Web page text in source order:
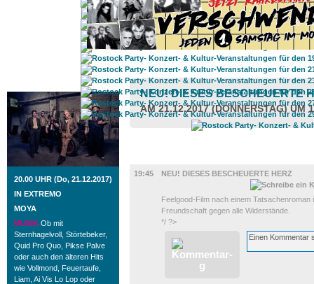
ROSTOCK TAGESTIPP
20.00 UHR (Do, 21.12.2017)
IN EXTREMO
MOYA
MUSIK Ob mit
Sternhagelvoll, Störtebeker,
Quid Pro Quo, Pikse Palve
oder auch den älteren Hits
wie Vollmond, Feuertaufe,
Liam, Ai Vis Lo Lop oder
NEU! DIESES BESCHEUERTE
AM 21.12.2017 (DONNERSTAG) UM
19:45
NEU! DIESES BESCHEUERTE HERZ
Feelgood-Film nach einem
Freundschaft gegen alle Widerstände.
*/ ?>